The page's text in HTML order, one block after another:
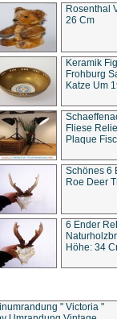
Rosenthal
26 Cm
Keramik
Frohburg
Katze Um
Fliese
Plaque
Schönes 6
Roe Deer
6 Ender
Höhe: 34
" Victoria "